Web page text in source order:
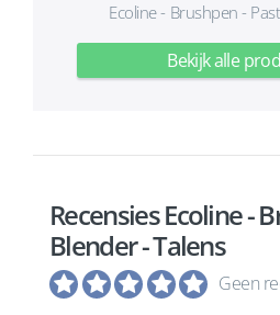
Ecoline - Brushpen -
Bekijk alle
Recensies Ecoline -
Blender - Talens
Geen